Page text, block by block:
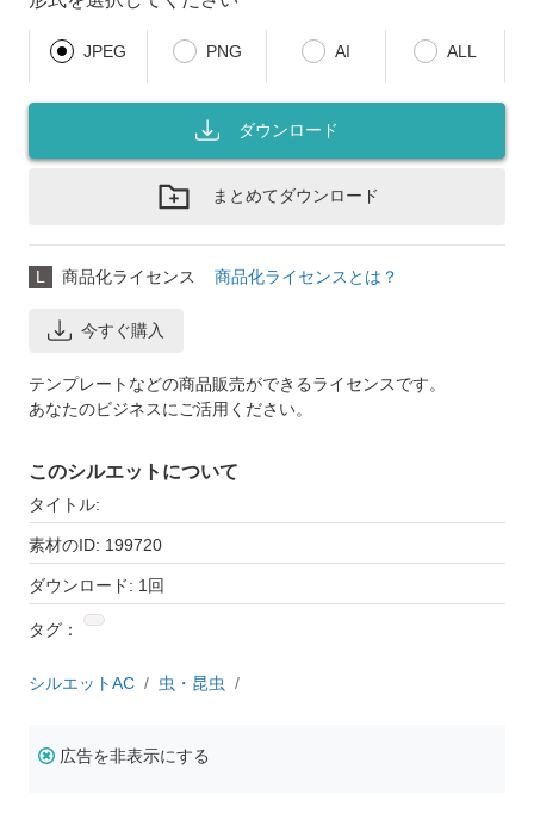
JPEG PNG AI ALL
ダウンロード
まとめてダウンロード
L 商品化ライセンス 商品化ライセンスとは？
今すぐ購入
テンプレートなどの商品販売ができるライセンスです。
あなたのビジネスにご活用ください。
このシルエットについて
タイトル:
素材のID: 199720
ダウンロード: 1回
タグ：
シルエットAC 虫・昆虫
広告を非表示にする